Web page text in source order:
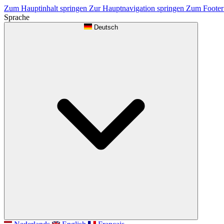
Zum Hauptinhalt springen Zur Hauptnavigation springen Zum
Sprache
Deutsch